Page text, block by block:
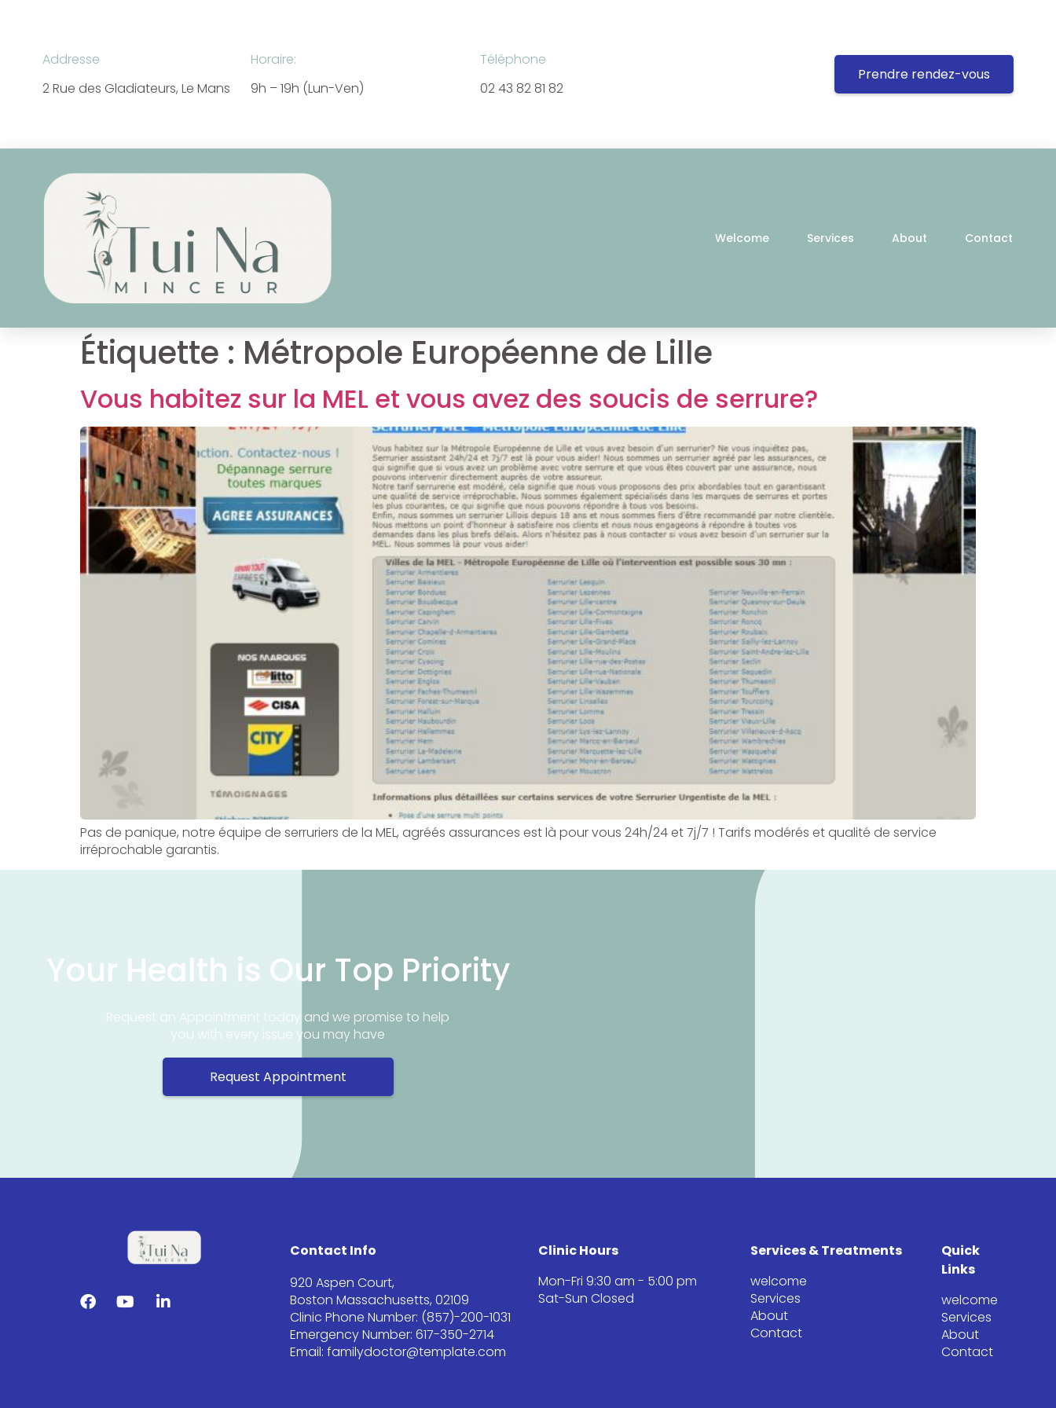
Addresse
2 Rue des Gladiateurs, Le Mans
Horaire:
9h – 19h (Lun-Ven)
Téléphone
02 43 82 81 82
Prendre rendez-vous
Welcome Services About Contact
Étiquette : Métropole Européenne de Lille
Vous habitez sur la MEL et vous avez des soucis de serrure?
Pas de panique, notre équipe de serruriers de la MEL, agréés assurances est là pour vous 24h/24 et 7j/7 ! Tarifs modérés et qualité de service
irréprochable garantis.
Your Health is Our Top Priority
Request an Appointment today and we promise to help
you with every issue you may have
Request Appointment
Contact Info
920 Aspen Court,
Boston Massachusetts, 02109
Clinic Phone Number: (857)-200-1031
Emergency Number: 617-350-2714
Email: familydoctor@template.com
Clinic Hours
Mon-Fri 9:30 am - 5:00 pm
Sat-Sun Closed
Services & Treatments
welcome
Services
About
Contact
Quick
Links
welcome
Services
About
Contact